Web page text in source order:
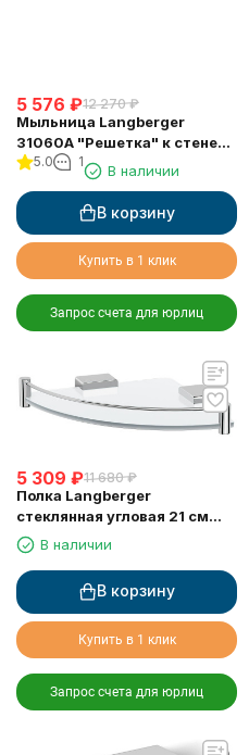
5 576 ₽12 270 ₽
Мыльница Langberger
31060A "Решетка" к стене
хромированная
5.0 1
В наличии
В корзину
Купить в 1 клик
Запрос счета для юрлиц
5 309 ₽11 680 ₽
Полка Langberger
стеклянная угловая 21 см
11351FВ наличии
В корзину
Купить в 1 клик
Запрос счета для юрлиц